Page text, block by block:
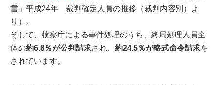
書」平成24年 裁判確定人員の推移（裁判内容別）よ
り）。
そして、検察庁による事件処理のうち、終局処理人員全
体の約6.8％が公判請求され、約24.5％が略式命令請求を
されています。